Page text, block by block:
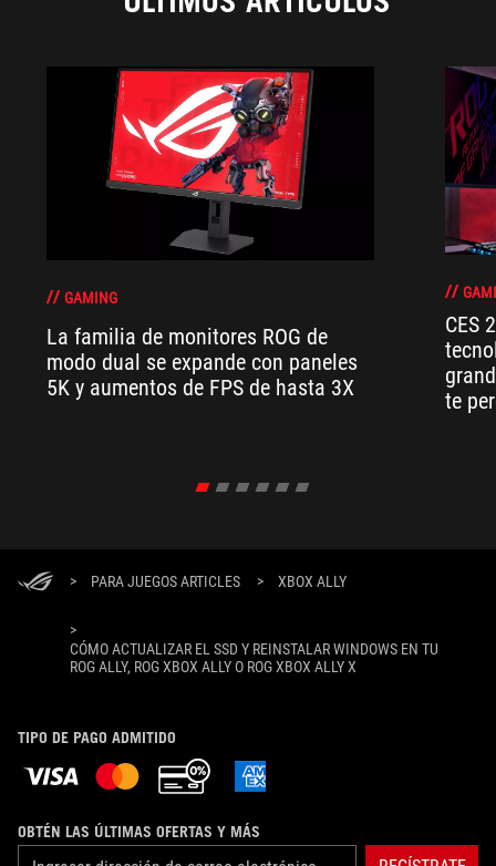
GAMING
La familia de monitores ROG de
modo dual se expande con paneles
5K y aumentos de FPS de hasta 3X
CES
te
> PARA JUEGOS ARTICLES > XBOX ALLY
>
CÓMO ACTUALIZAR EL SSD Y REINSTALAR WINDOWS EN TU
ROG ALLY, ROG XBOX ALLY O ROG XBOX ALLY X
TIPO DE PAGO ADMITIDO
OBTÉN LAS ÚLTIMAS OFERTAS Y MÁS